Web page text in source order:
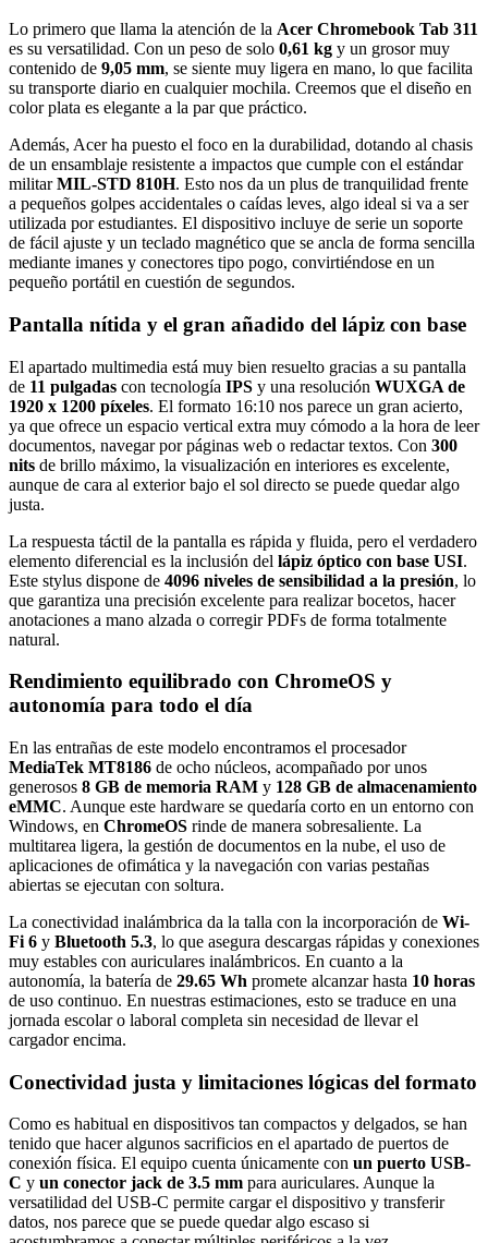
Lo primero que llama la atención de la Acer Chromebook Tab 311
es su versatilidad. Con un peso de solo 0,61 kg y un grosor muy
contenido de 9,05 mm, se siente muy ligera en mano, lo que facilita
su transporte diario en cualquier mochila. Creemos que el diseño en
color plata es elegante a la par que práctico.
Además, Acer ha puesto el foco en la durabilidad, dotando al chasis
de un ensamblaje resistente a impactos que cumple con el estándar
militarMIL-STD 810H. Esto nos da un plus de tranquilidad frente
a pequeños golpes accidentales o caídas leves, algo ideal si va a ser
utilizada por estudiantes. El dispositivo incluye de serie un soporte
de fácil ajuste y un teclado magnético que se ancla de forma sencilla
mediante imanes y conectores tipo pogo, convirtiéndose en un
pequeño portátil en cuestión de segundos.
Pantalla nítida y el gran añadido del lápiz con base
El apartado multimedia está muy bien resuelto gracias a su pantalla
de 11 pulgadas con tecnología IPS y una resolución WUXGA de
1920 x 1200 píxeles. El formato 16:10 nos parece un gran acierto,
ya que ofrece un espacio vertical extra muy cómodo a la hora de leer
documentos, navegar por páginas web o redactar textos. Con 300
nits de brillo máximo, la visualización en interiores es excelente,
aunque de cara al exterior bajo el sol directo se puede quedar algo
justa.
La respuesta táctil de la pantalla es rápida y fluida, pero el verdadero
elemento diferencial es la inclusión del lápiz óptico con base USI.
Este stylus dispone de 4096 niveles de sensibilidad a la presión, lo
que garantiza una precisión excelente para realizar bocetos, hacer
anotaciones a mano alzada o corregir PDFs de forma totalmente
natural.
Rendimiento equilibrado con ChromeOS y
autonomía para todo el día
En las entrañas de este modelo encontramos el procesador
MediaTek MT8186 de ocho núcleos, acompañado por unos
generosos 8 GB de memoria RAM y 128 GB de almacenamiento
eMMC. Aunque este hardware se quedaría corto en un entorno con
Windows, en ChromeOS rinde de manera sobresaliente. La
multitarea ligera, la gestión de documentos en la nube, el uso de
aplicaciones de ofimática y la navegación con varias pestañas
abiertas se ejecutan con soltura.
La conectividad inalámbrica da la talla con la incorporación de Wi-
Fi 6 y Bluetooth 5.3, lo que asegura descargas rápidas y conexiones
muy estables con auriculares inalámbricos. En cuanto a la
autonomía, la batería de 29.65 Wh promete alcanzar hasta 10 horas
de uso continuo. En nuestras estimaciones, esto se traduce en una
jornada escolar o laboral completa sin necesidad de llevar el
cargador encima.
Conectividad justa y limitaciones lógicas del formato
Como es habitual en dispositivos tan compactos y delgados, se han
tenido que hacer algunos sacrificios en el apartado de puertos de
conexión física. El equipo cuenta únicamente con un puerto USB-
C y un conector jack de 3.5 mm para auriculares. Aunque la
versatilidad del USB-C permite cargar el dispositivo y transferir
datos, nos parece que se puede quedar algo escaso si